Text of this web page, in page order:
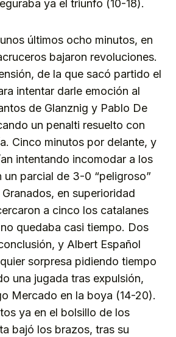
ya el triunfo (10-18).
últimos ocho minutos, en
bajaron revoluciones.
de la que sacó partido el
intentar darle emoción al
de Glanznig y Pablo De
un penalti resuelto con
Cinco minutos por delante, y
intentando incomodar a los
un parcial de 3-0 “peligroso”
en superioridad
a cinco los catalanes
quedaba casi tiempo. Dos
y Albert Español
sorpresa pidiendo tiempo
una jugada tras expulsión,
Mercado en la boya (14-20).
ya en el bolsillo de los
bajó los brazos, tras su